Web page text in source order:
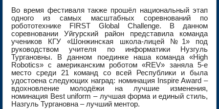
Во время фестиваля также прошёл национальный этап
одного из самых масштабных соревнований по
робототехнике FIRST Global Challenge. В данном
соревновании Уйгурский район представила команда
учеников КГУ «Шонжинская школа-лицей №1» под
руководством учителя по информатики Нузгуль
Тургановны. В данном поединке наша команда «High
Robotics» с американским роботом «REV» заняла 5-е
место среди 21 команд со всей Республики и была
удостоена следующих наград: номинация Inspire Award –
вдохновление молодёжи на лучшие изменения,
номинация Best uniform – лучшая форма и единый стиль,
Назгуль Тургановна – лучший ментор.